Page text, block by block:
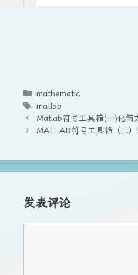
分
类
mathematic
标
签
matlab
Matlab符号工具箱(一)化简
MATLAB符号工具箱（三
发表评论